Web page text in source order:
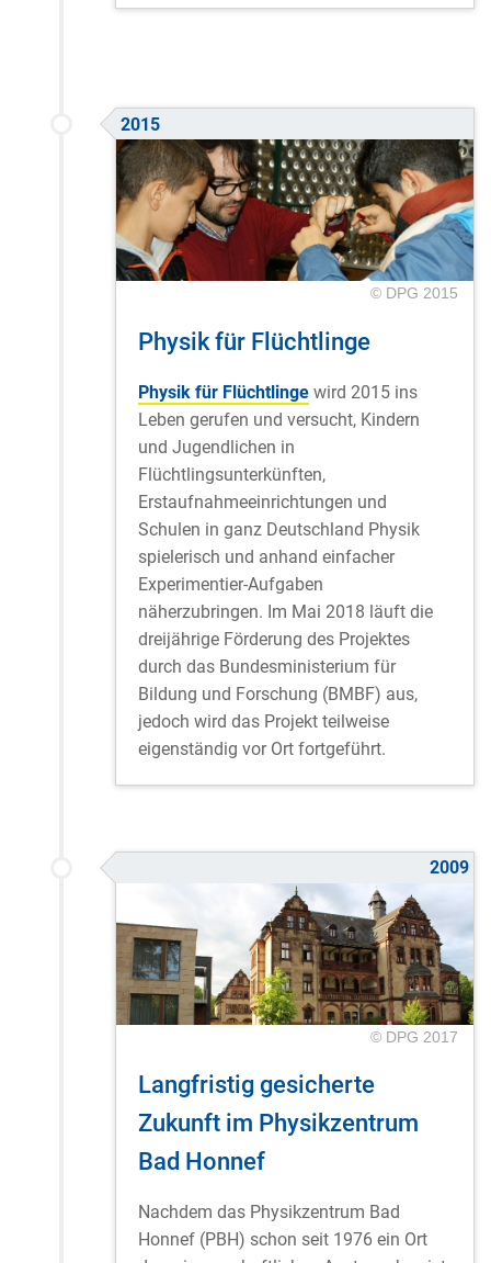
2015
© DPG 2015
Physik für Flüchtlinge
Physik für Flüchtlinge wird 2015 ins
Leben gerufen und versucht, Kindern
und Jugendlichen in
Flüchtlingsunterkünften,
Erstaufnahmeeinrichtungen und
Schulen in ganz Deutschland Physik
spielerisch und anhand einfacher
Experimentier-Aufgaben
näherzubringen. Im Mai 2018 läuft die
dreijährige Förderung des Projektes
durch das Bundesministerium für
Bildung und Forschung (BMBF) aus,
jedoch wird das Projekt teilweise
eigenständig vor Ort fortgeführt.
2009
© DPG 2017
Langfristig gesicherte
Zukunft im Physikzentrum
Bad Honnef
Nachdem das Physikzentrum Bad
Honnef (PBH) schon seit 1976 ein Ort